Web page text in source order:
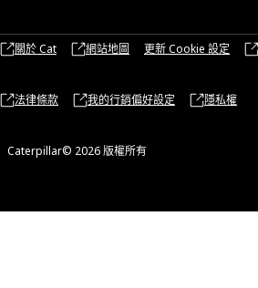
關於 Cat 網站地圖 更新 Cookie 設定
法律條款 我的行銷偏好設定 隱私權
Caterpillar© 2026 版權所有